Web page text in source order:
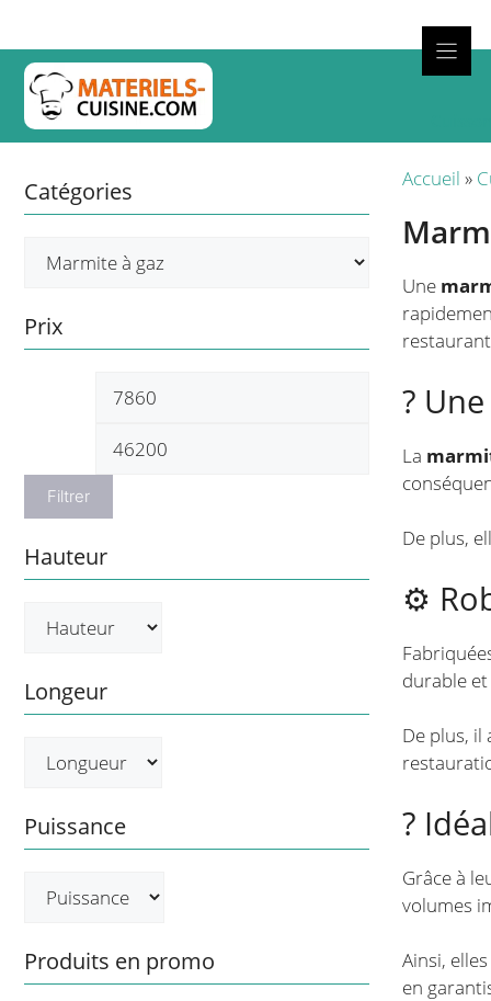
contenu
Accueil »
Une
?
La
De plus,
⚙️
durable
De plus, il
?
Grâce à
volumes
Ainsi,
en
Catégories
Prix
Prix
Filtrer
Hauteur
Longeur
Puissance
Produits en promo